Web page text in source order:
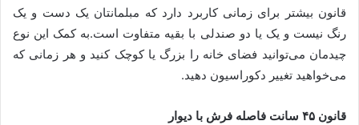
قانون بیشتر برای زمانی کاربرد دارد که مبلمانتان یک دست و یک
رنگ نیست و یک یا دو صندلی با بقیه متفاوت است.به کمک این نوع
چیدمان می‌توانید فضای خانه را بزرگ یا کوچک کنید و هر زمانی که
می‌خواهید تغییر دکوراسیون دهید.
قانون ۴۵ سانت فاصله فرش با دیوار